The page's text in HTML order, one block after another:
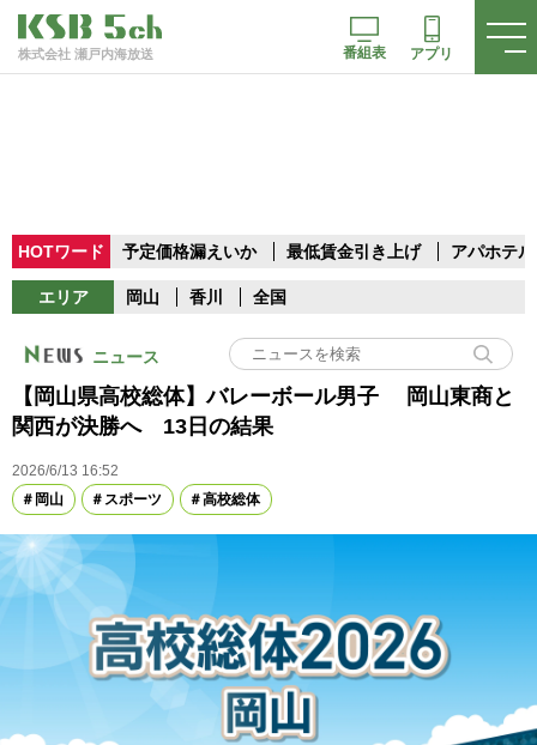
株式会社 瀬戸内海放送 番組表 アプリ
HOTワード 予定価格漏えいか 最低賃金引き上げ アパホテル
エリア 岡山 香川 全国
ニュース
【岡山県高校総体】バレーボール男子 岡山東商と
関西が決勝へ 13日の結果
2026/6/13 16:52
岡山
スポーツ 高校総体